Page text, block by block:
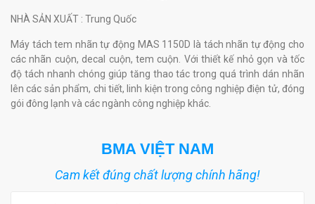
NHÀ SẢN XUẤT : Trung Quốc
Máy tách tem nhãn tự động MAS 1150D là tách nhãn tự động cho
các nhãn cuộn, decal cuộn, tem cuộn. Với thiết kế nhỏ gọn và tốc
độ tách nhanh chóng giúp tăng thao tác trong quá trình dán nhãn
lên các sản phẩm, chi tiết, linh kiện trong công nghiệp điện tử, đóng
gói đông lạnh và các ngành công nghiệp khác.
BMA VIỆT NAM
Cam kết đúng chất lượng chính hãng!